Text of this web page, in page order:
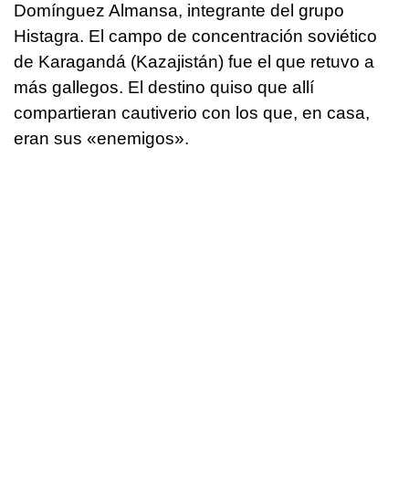
Domínguez Almansa, integrante del grupo
Histagra. El campo de concentración soviético
de Karagandá (Kazajistán) fue el que retuvo a
más gallegos. El destino quiso que allí
compartieran cautiverio con los que, en casa,
eran sus «enemigos».